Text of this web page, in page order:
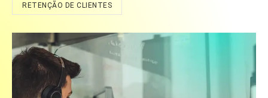
RETENÇÃO DE CLIENTES